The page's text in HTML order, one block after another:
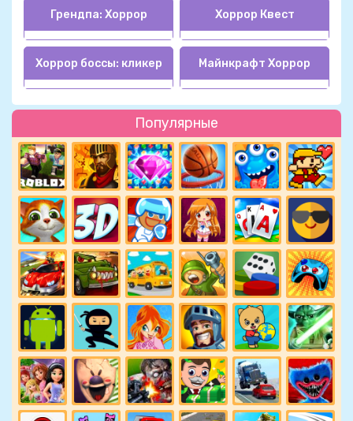
Популярные
Грендпа: Хоррор Хоррор Квест
Хоррор боссы: кликер Майнкрафт Хоррор